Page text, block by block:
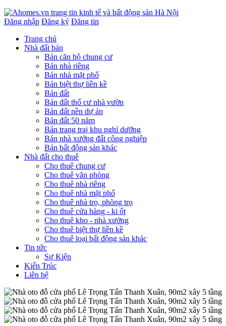
Đăng nhập Đăng ký Đăng tin
Trang chủ
Nhà đất bán
Bán căn hộ chung cư
Bán nhà riêng
Bán nhà mặt phố
Bán biệt thự liền kề
Bán đất
Bán đất thổ cư nhà vườn
Bán đất nền dự án
Bán đất 50 năm
Bán trang traị khu nghỉ dưỡng
Bán nhà xưởng đất công nghiệp
Bán bất động sản khác
Nhà đất cho thuê
Cho thuê chung cư
Cho thuê văn phòng
Cho thuê nhà riêng
Cho thuê nhà mặt phố
Cho thuê nhà trọ, phòng trọ
Cho thuê cửa hàng - ki ốt
Cho thuê kho - nhà xưởng
Cho thuê biệt thự liền kề
Cho thuê loại bất động sản khác
Tin tức
Sự Kiện
Kiến Trúc
Liên hệ